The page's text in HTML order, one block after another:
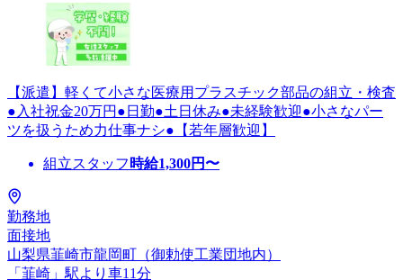
【派遣】軽くて小さな医療用プラスチック部品の組立・検査
●入社祝金20万円●日勤●土日休み●未経験歓迎●小さなパー
ツを扱うため力仕事ナシ●【若年層歓迎】
組立スタッフ 時給1,300円〜
勤務地
面接地
山梨県韮崎市龍岡町（御勅使工業団地内）
「韮崎」駅より車11分